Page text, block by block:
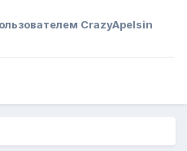
CrazyApelsin